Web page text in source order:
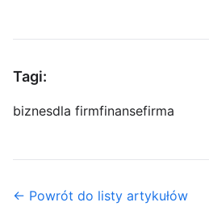
Tagi:
biznesdla firmfinansefirma
← Powrót do listy artykułów